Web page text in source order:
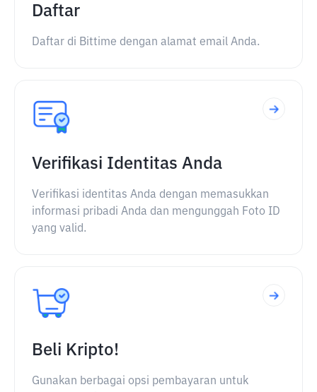
Daftar
Daftar di Bittime dengan alamat email Anda.
Verifikasi Identitas Anda
Verifikasi identitas Anda dengan memasukkan
informasi pribadi Anda dan mengunggah Foto ID
yang valid.
Beli Kripto!
Gunakan berbagai opsi pembayaran untuk